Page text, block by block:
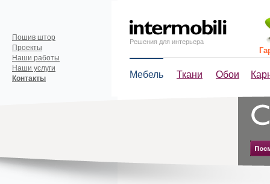
Решения для интерьера
Мебель Ткани Обои
Пошив штор
Проекты
Наши работы
Наши услуги
Контакты